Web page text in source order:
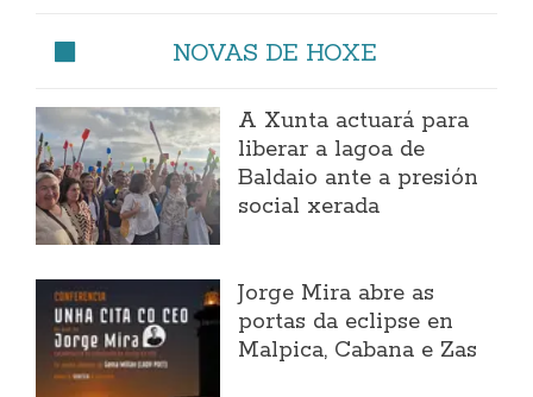
NOVAS DE HOXE
A Xunta actuará para
liberar a lagoa de
Baldaio ante a presión
social xerada
Jorge Mira abre as
portas da eclipse en
Malpica, Cabana e Zas